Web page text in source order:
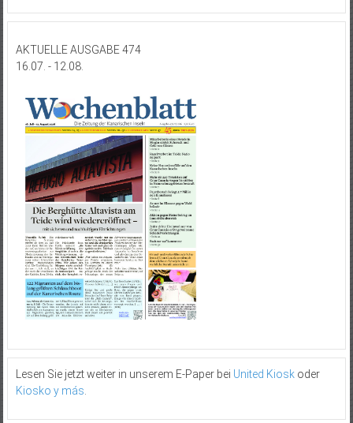
AKTUELLE AUSGABE 474
16.07. - 12.08.
Lesen Sie jetzt weiter in unserem E-Paper bei United Kioskoder
Kiosko y más.